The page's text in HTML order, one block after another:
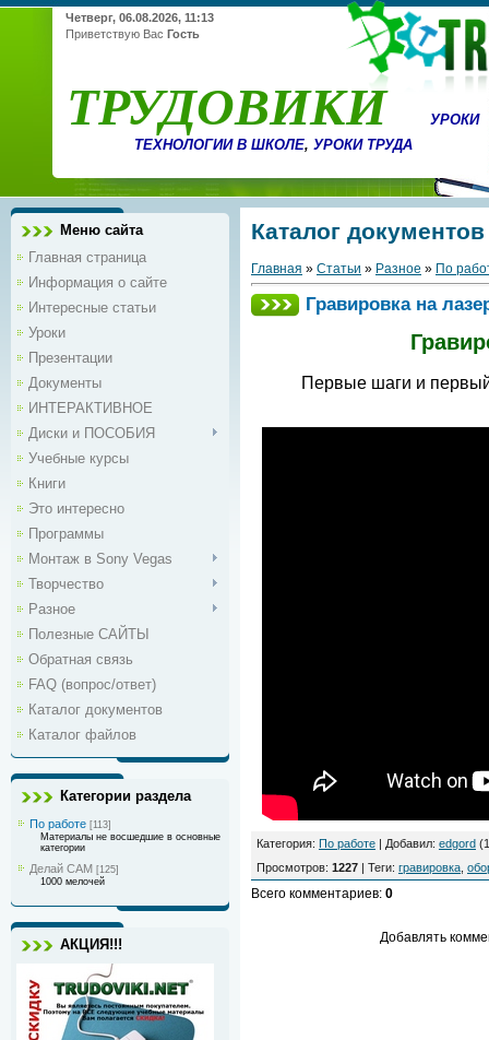
Четверг, 06.08.2026, 11:13
Приветствую Вас Гость
ТРУДОВИКИ
УРОКИ
ТЕХНОЛОГИИ В ШКОЛЕ, УРОКИ ТРУДА
Меню сайта
Главная страница
Информация о сайте
Интересные статьи
Уроки
Презентации
Документы
ИНТЕРАКТИВНОЕ
Диски и ПОСОБИЯ
Учебные курсы
Книги
Это интересно
Программы
Монтаж в Sony Vegas
Творчество
Разное
Полезные САЙТЫ
Обратная связь
FAQ (вопрос/ответ)
Каталог документов
Каталог файлов
Категории раздела
По работе [113]
Материалы не восшедшие в основные
категории
Делай САМ [125]
1000 мелочей
АКЦИЯ!!!
Каталог документов
Главная » Статьи » Разное » По
Гравировка на
Первые шаги и
Категория: По работе Добавил: edgord
Просмотров: 1227 Теги: гравировка
Всего комментариев: 0
Добавлять